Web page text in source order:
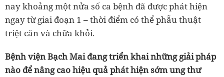
nay khoảng một nửa số ca bệnh đã được phát hiện
ngay từ giai đoạn 1 – thời điểm có thể phẫu thuật
triệt căn và chữa khỏi.
Bệnh viện Bạch Mai đang triển khai những giải pháp
nào để nâng cao hiệu quả phát hiện sớm ung thư